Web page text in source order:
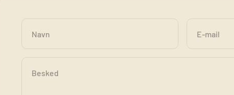
Navn E-mail
Besked